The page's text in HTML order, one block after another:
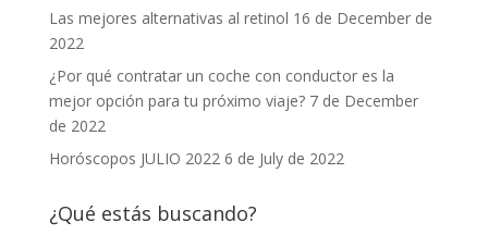
Las mejores alternativas al retinol 16 de December de
2022
¿Por qué contratar un coche con conductor es la
mejor opción para tu próximo viaje? 7 de December
de 2022
Horóscopos JULIO 2022 6 de July de 2022
¿Qué estás buscando?